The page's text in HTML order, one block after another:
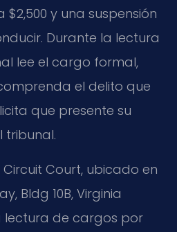
y una suspensión
Durante la lectura
lee el cargo formal,
el delito que
que presente su
tribunal.
Circuit Court, ubicado en
Bldg 10B, Virginia
lectura de cargos por